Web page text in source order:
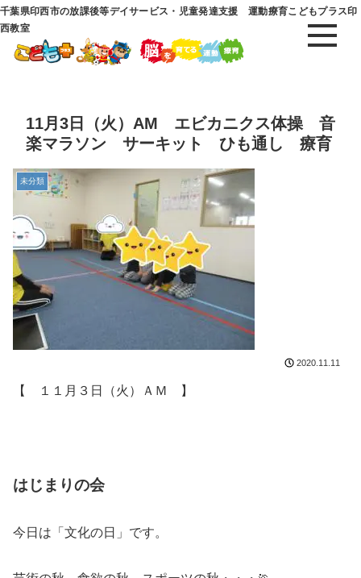
千葉県印西市の放課後等デイサービス・児童発達支援 運動療育こどもプラス印
西教室
11月3日（火）AM エビカニクス体操 音
楽マラソン サーキット ひも通し 療育
未分類
2020.11.11
【 １１月３日（火）ＡＭ 】
はじまりの会
今日は「文化の日」です。